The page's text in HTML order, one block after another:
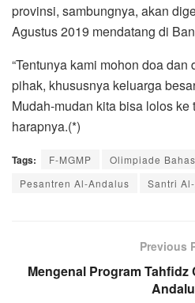
provinsi, sambungnya, akan
Agustus 2019 mendatang di
“Tentunya kami mohon doa
pihak, khususnya keluarga
Mudah-mudan kita bisa lolos ke
harapnya.(*)
Tags: F-MGMP
Olimpiade
Pesantren Al-Andalus
Santri
Previous
Mengenal Program Tahfidz